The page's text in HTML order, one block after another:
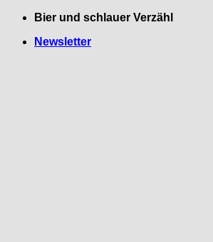
Zum
springen
Bier und schlauer Verzähl
Newsletter